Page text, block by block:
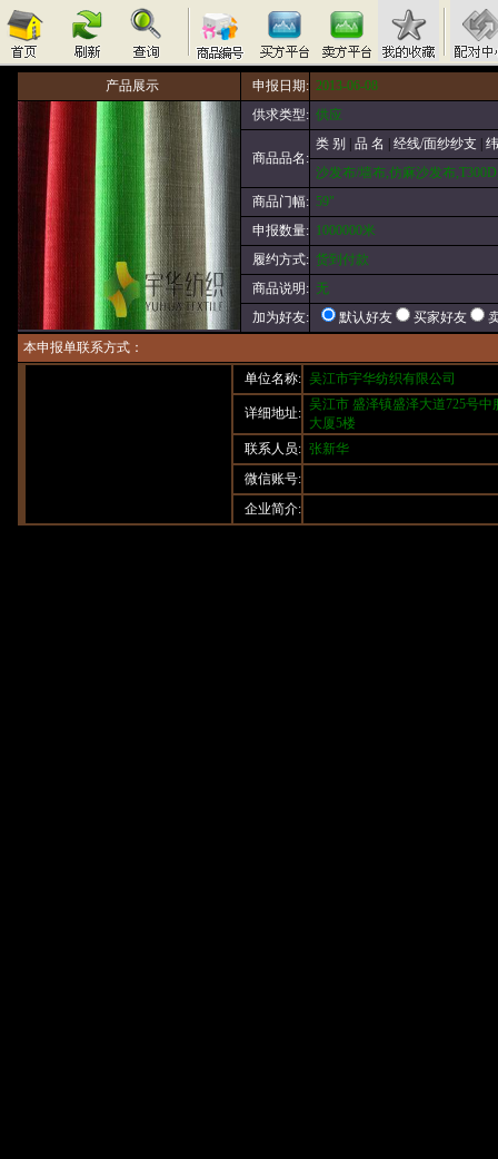
产品展示 申报日期: 2013-06-08
供求类型: 供应
商品品名:
类 别 品 名 经线/面纱纱支
沙发布/墙布,仿麻沙发布
商品门幅: 59"
申报数量: 1000000米
履约方式: 货到付款
商品说明: 无
加为好友:
默认好友 买家好友
本申报单联系方式：
单位名称: 吴江市宇华纺织有限公司
详细地址:
吴江市 盛泽镇盛泽大道725号中
大厦5楼
联系人员: 张新华
微信账号:
企业简介: